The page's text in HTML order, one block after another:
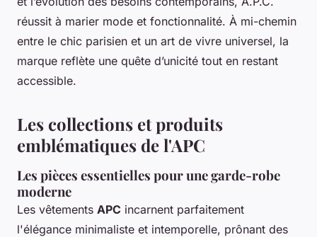
réussit à marier mode et fonctionnalité. À mi-chemin
entre le chic parisien et un art de vivre universel, la
marque reflète une quête d’unicité tout en restant
accessible.
Les collections et produits
emblématiques de l'APC
Les pièces essentielles pour une garde-robe
moderne
Les vêtements APC incarnent parfaitement
l'élégance minimaliste et intemporelle, prônant des